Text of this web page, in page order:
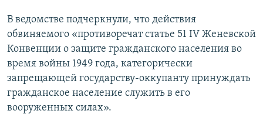
В ведомстве подчеркнули, что действия
обвиняемого «противоречат статье 51 IV Женевской
Конвенции о защите гражданского населения во
время войны 1949 года, категорически
запрещающей государству-оккупанту принуждать
гражданское население служить в его
вооруженных силах».